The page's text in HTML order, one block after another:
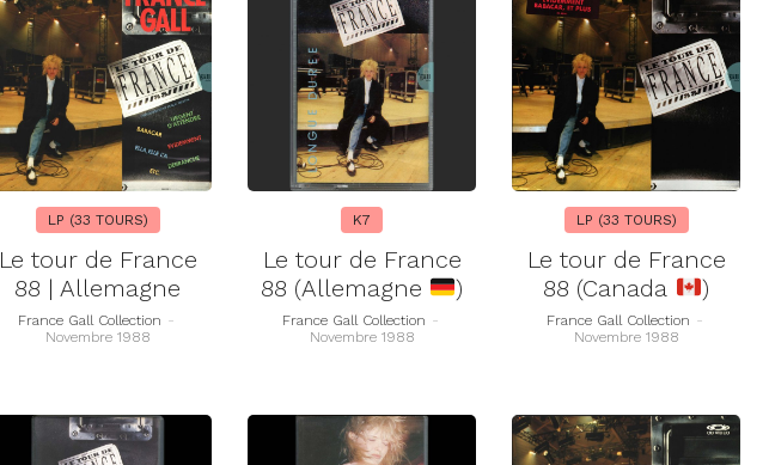
LP (33 TOURS)
Le tour de France
88 | Allemagne
France Gall Collection -
Novembre 1988
K7
Le tour de France
88 (Allemagne
)
France Gall Collection -
Novembre 1988
LP (33 TOURS)
Le tour de France
88 (Canada
)
France Gall Collection -
Novembre 1988